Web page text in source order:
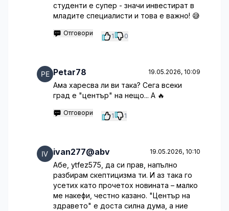
студенти е супер - значи инвестират в
младите специалисти и това е важно! 😅
Отговори 1 0
Petar78 19.05.2026, 10:09
Ама харесва ли ви така? Сега всеки
град е "център" на нещо... А 🔥
Отговори 1 1
ivan277@abv 19.05.2026, 10:10
Абе, ytfez575, да си прав, напълно
разбирам скептицизма ти. И аз така го
усетих като прочетох новината – малко
ме накефи, честно казано. "Център на
здравето" е доста силна дума, а ние